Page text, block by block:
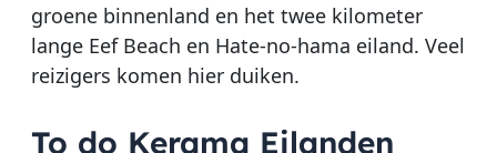
groene binnenland en het twee kilometer
lange Eef Beach en Hate-no-hama eiland. Veel
reizigers komen hier duiken.
To do Kerama Eilanden